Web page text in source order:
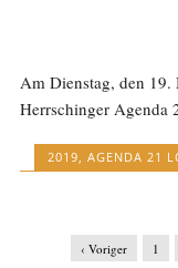
Am Dienstag, den
Herrschinger Agenda
2019 AGENDA 21
‹ Voriger 1